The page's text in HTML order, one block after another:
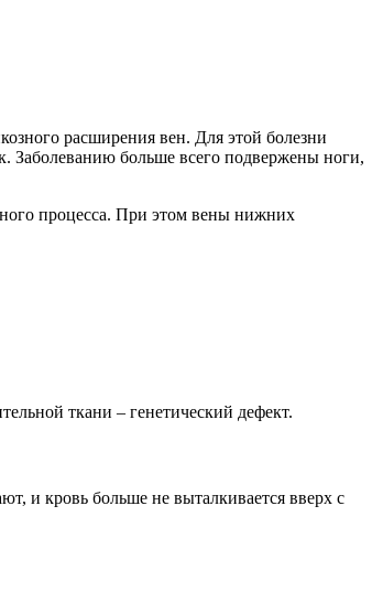
расширения вен. Для этой болезни
Заболеванию больше всего подвержены ноги,
процесса. При этом вены нижних
ткани – генетический дефект.
и кровь больше не выталкивается вверх с